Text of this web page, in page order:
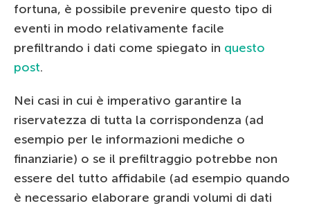
fortuna, è possibile prevenire questo tipo di
eventi in modo relativamente facile
prefiltrando i dati come spiegato in questo
post.
Nei casi in cui è imperativo garantire la
riservatezza di tutta la corrispondenza (ad
esempio per le informazioni mediche o
finanziarie) o se il prefiltraggio potrebbe non
essere del tutto affidabile (ad esempio quando
è necessario elaborare grandi volumi di dati